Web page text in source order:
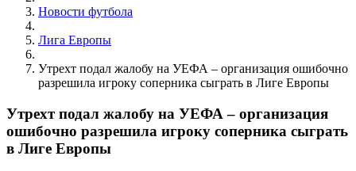
Новости футбола
Лига Европы
Утрехт подал жалобу на УЕФА – организация ошибочно
разрешила игроку соперника сыграть в Лиге Европы
Утрехт подал жалобу на УЕФА – организация
ошибочно разрешила игроку соперника сыграть
в Лиге Европы